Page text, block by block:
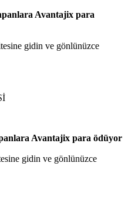
Avantajix para
gidin ve gönlünüzce
Avantajix para ödüyor
gidin ve gönlünüzce